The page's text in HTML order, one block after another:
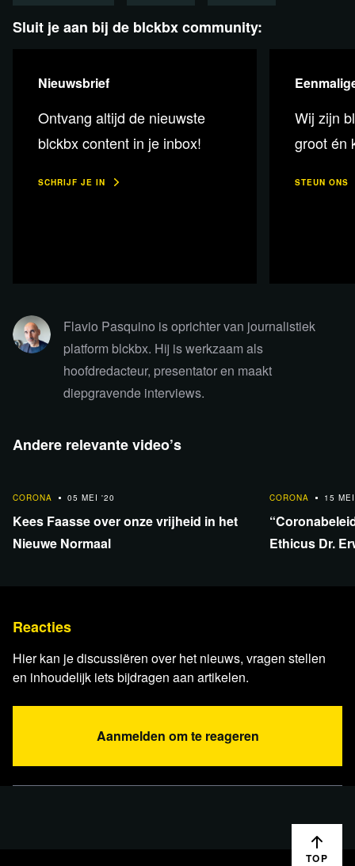
Sluit je aan bij de blckbx community:
Nieuwsbrief
Ontvang altijd de nieuwste
blckbx content in je inbox!
SCHRIJF JE IN
Wij zijn
groot én
STEUN ONS
Flavio Pasquino is oprichter van journalistiek
platform blckbx. Hij is werkzaam als
hoofdredacteur, presentator en maakt
diepgravende interviews.
Andere relevante video’s
CORONA
05 MEI '20
Kees Faasse over onze vrijheid in het
Nieuwe Normaal
CORONA
15
Ethicus Dr.
Reacties
Hier kan je discussiëren over het nieuws, vragen stellen
en inhoudelijk iets bijdragen aan artikelen.
Aanmelden om te reageren
TOP